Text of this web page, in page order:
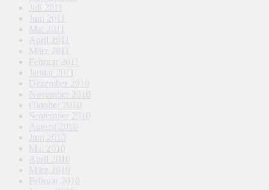
Juli 2011
Juni 2011
Mai 2011
April 2011
März 2011
Februar 2011
Januar 2011
Dezember 2010
November 2010
Oktober 2010
September 2010
August 2010
Juni 2010
Mai 2010
April 2010
März 2010
Februar 2010